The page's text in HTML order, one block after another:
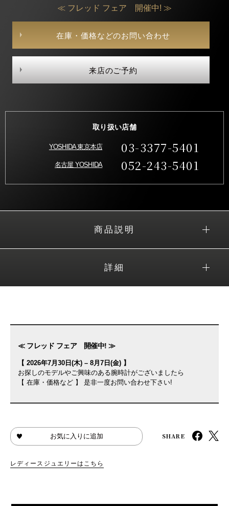
≪ フレッド フェア 開催中! ≫
在庫・価格などのお問い合わせ
来店のご予約
取り扱い店舗
YOSHIDA 東京本店 03-3377-5401
名古屋 YOSHIDA 052-243-5401
商品説明
詳細
≪ フレッド フェア 開催中! ≫
【 2026年7月30日(木) – 8月7日(金) 】
お探しのモデルやご興味のある腕時計がございましたら
【 在庫・価格など 】 是非一度お問い合わせ下さい!
お気に入りに追加 SHARE
レディースジュエリーはこちら